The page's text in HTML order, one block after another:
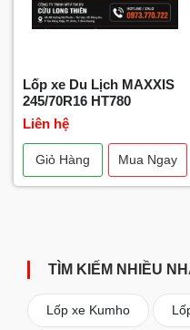
Lốp xe Du Lịch MAXXIS
245/70R16 HT780
Liên hệ
Giỏ Hàng Mua Ngay
TÌM KIẾM NHIỀU
Lốp xe Kumho